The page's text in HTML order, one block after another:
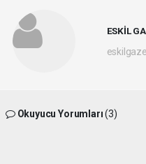
ESKİL
Okuyucu Yorumları(3)